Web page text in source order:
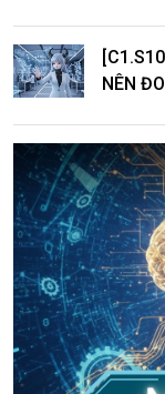
NÊN